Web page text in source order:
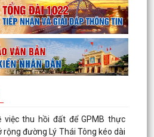
việc thu hồi đất để GPMB thực
rộng đường Lý Thái Tông kéo dài
việc thu hồi đất để GPMB thực
việc thu hồi đất để GPMB thực
rộng đường Lý Thái Tông kéo dài